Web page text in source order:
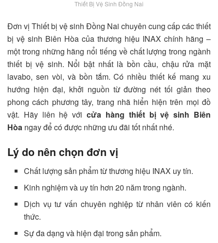
Thiết Bị Vệ Sinh Đồng Nai
Đơn vị Thiết bị vệ sinh Đồng Nai chuyên cung cấp các thiết
bị vệ sinh Biên Hòa của thương hiệu INAX chính hãng –
một trong những hãng nổi tiếng về chất lượng trong ngành
thiết bị vệ sinh. Nổi bật nhất là bồn cầu, chậu rửa mặt
lavabo, sen vòi, và bồn tắm. Có nhiều thiết kế mang xu
hướng hiện đại, khởi nguồn từ đường nét tối giản theo
phong cách phương tây, trang nhã hiển hiện trên mọi đồ
vật. Hãy liên hệ vớicửa hàng thiết bị vệ sinh Biên
Hòa ngay để có được những ưu đãi tốt nhất nhé.
Lý do nên chọn đơn vị
Chất lượng sản phẩm từ thương hiệu INAX uy tín.
Kinh nghiệm và uy tín hơn 20 năm trong ngành.
Dịch vụ tư vấn chuyên nghiệp từ nhân viên có kiến
thức.
Sự đa dạng và hiện đại trong sản phẩm.